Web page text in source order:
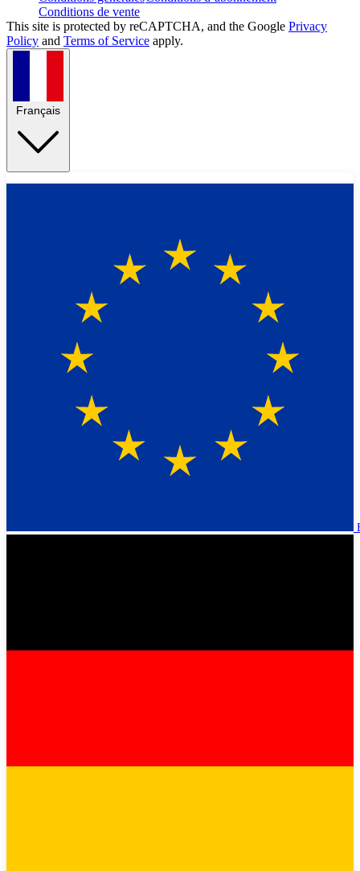
Conditions de vente
This site is protected by reCAPTCHA, and the Google Privacy
Policy and Terms of Service apply.
Français